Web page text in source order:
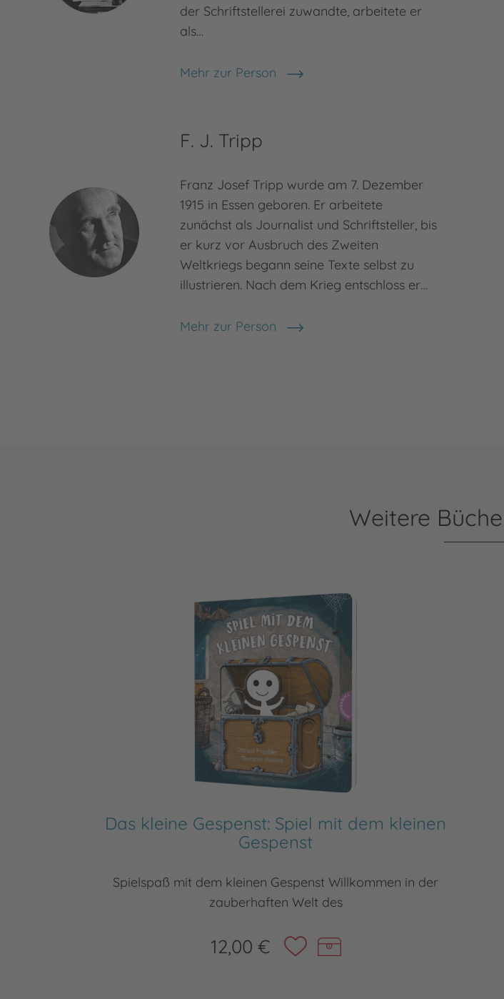
der Schriftstellerei zuwandte, arbeitete er
als…
Mehr zur Person
Otfried Preußler
F. J. Tripp
Franz Josef Tripp wurde am 7. Dezember
1915 in Essen geboren. Er arbeitete
zunächst als Journalist und Schriftsteller, bis
er kurz vor Ausbruch des Zweiten
Weltkriegs begann seine Texte selbst zu
illustrieren. Nach dem Krieg entschloss er…
Mehr zur Person
F. J. Tripp
Weitere
Das kleine Gespenst: Spiel mit dem kleinen
Gespenst
Spielspaß mit dem kleinen Gespenst Willkommen in der
zauberhaften Welt des
12,00 €